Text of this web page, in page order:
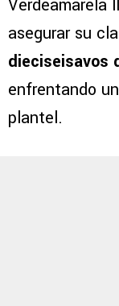
Verdeamarela
asegurar su
dieciseisavos
enfrentando
plantel.